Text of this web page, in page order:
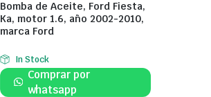
Bomba de Aceite, Ford Fiesta,
Ka, motor 1.6, año 2002-2010,
marca Ford
In Stock
Comprar por
whatsapp